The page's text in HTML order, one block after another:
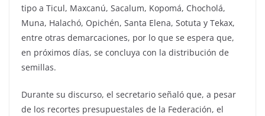
tipo a Ticul, Maxcanú, Sacalum, Kopomá, Chocholá,
Muna, Halachó, Opichén, Santa Elena, Sotuta y Tekax,
entre otras demarcaciones, por lo que se espera que,
en próximos días, se concluya con la distribución de
semillas.
Durante su discurso, el secretario señaló que, a pesar
de los recortes presupuestales de la Federación, el